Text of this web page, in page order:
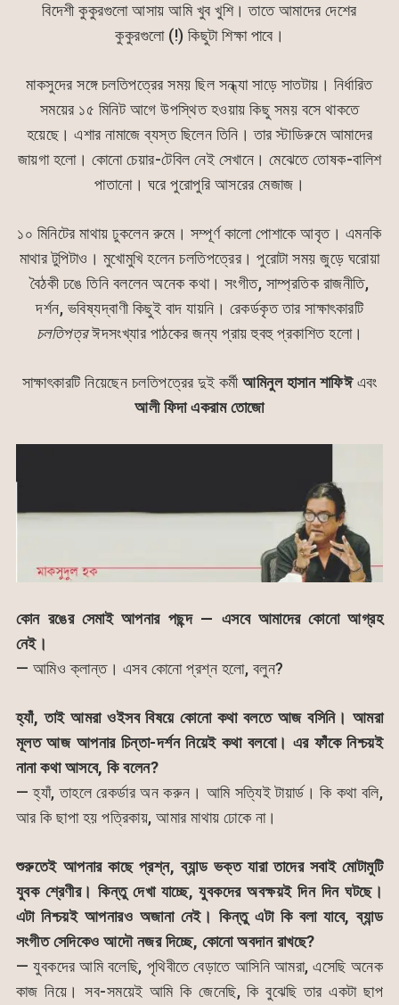
বিদেশী কুকুরগুলো আসায় আমি খুব খুশি। তাতে আমাদের দেশের
কুকুরগুলো (!) কিছুটা শিক্ষা পাবে।
মাকসুদের সঙ্গে চলতিপত্রের সময় ছিল সন্ধ্যা সাড়ে সাতটায়। নির্ধারিত
সময়ের ১৫ মিনিট আগে উপস্থিত হওয়ায় কিছু সময় বসে থাকতে
হয়েছে। এশার নামাজে ব্যস্ত ছিলেন তিনি। তার স্টাডিরুমে আমাদের
জায়গা হলো। কোনো চেয়ার-টেবিল নেই সেখানে। মেঝেতে তোষক-বালিশ
পাতানো। ঘরে পুরোপুরি আসরের মেজাজ।
১০ মিনিটের মাথায় ঢুকলেন রুমে। সম্পূর্ণ কালো পোশাকে আবৃত। এমনকি
মাথার টুপিটাও। মুখোমুখি হলেন চলতিপত্রের। পুরোটা সময় জুড়ে ঘরোয়া
বৈঠকী ঢঙে তিনি বললেন অনেক কথা। সংগীত, সাম্প্রতিক রাজনীতি,
দর্শন, ভবিষ্যদ্বাণী কিছুই বাদ যায়নি। রেকর্ডকৃত তার সাক্ষাৎকারটি
চলতিপত্রঈদসংখ্যার পাঠকের জন্য প্রায় হুবহু প্রকাশিত হলো।
সাক্ষাৎকারটি নিয়েছেন চলতিপত্রের দুই কর্মীআমিনুল হাসান শাফিঈএবং
আলী ফিদা একরাম তোজো
কোন রঙের সেমাই আপনার পছন্দ — এসবে আমাদের কোনো আগ্রহ
নেই।
— আমিও ক্লান্ত। এসব কোনো প্রশ্ন হলো, বলুন?
হ্যাঁ, তাই আমরা ওইসব বিষয়ে কোনো কথা বলতে আজ বসিনি। আমরা
মূলত আজ আপনার চিন্তা-দর্শন নিয়েই কথা বলবো। এর ফাঁকে নিশ্চয়ই
নানা কথা আসবে, কি বলেন?
— হ্যাঁ, তাহলে রেকর্ডার অন করুন। আমি সত্যিই টায়ার্ড। কি কথা বলি,
আর কি ছাপা হয় পত্রিকায়, আমার মাথায় ঢোকে না।
শুরুতেই আপনার কাছে প্রশ্ন, ব্যান্ড ভক্ত যারা তাদের সবাই মোটামুটি
যুবক শ্রেণীর। কিন্তু দেখা যাচ্ছে, যুবকদের অবক্ষয়ই দিন দিন ঘটছে।
এটা নিশ্চয়ই আপনারও অজানা নেই। কিন্তু এটা কি বলা যাবে, ব্যান্ড
সংগীত সেদিকেও আদৌ নজর দিচ্ছে, কোনো অবদান রাখছে?
— যুবকদের আমি বলেছি, পৃথিবীতে বেড়াতে আসিনি আমরা, এসেছি অনেক
কাজ নিয়ে। সব-সময়েই আমি কি জেনেছি, কি বুঝেছি তার একটা ছাপ